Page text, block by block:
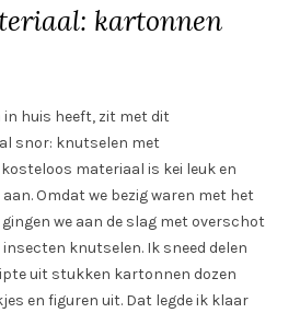
kartonnen
in huis heeft, zit met dit
snor: knutselen met
materiaal is kei leuk en
Omdat we bezig waren met het
we aan de slag met overschot
knutselen. Ik sneed delen
uit stukken kartonnen dozen
en figuren uit. Dat legde ik klaar